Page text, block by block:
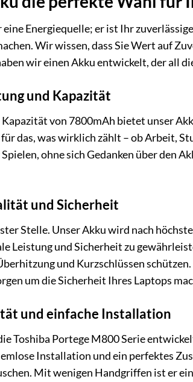
Energiequelle; er ist Ihr
Wir wissen, dass Sie Wert auf
wir einen Akku entwickelt, der all
und Kapazität
von 7800mAh bietet unser
das, was wirklich zählt – ob Arbeit,
ohne sich Gedanken über den
und Sicherheit
Stelle. Unser Akku wird nach
Leistung und Sicherheit zu
und Kurzschlüssen
um die Sicherheit Ihres Laptops
und einfache Installation
Toshiba Portege M800 Serie
Installation und ein perfektes
Mit wenigen Handgriffen ist er